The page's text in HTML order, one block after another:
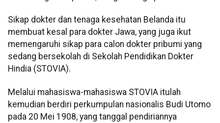
Sikap dokter dan tenaga kesehatan Belanda itu
membuat kesal para dokter Jawa, yang juga ikut
memengaruhi sikap para calon dokter pribumi yang
sedang bersekolah di Sekolah Pendidikan Dokter
Hindia (STOVIA).
Melalui mahasiswa-mahasiswa STOVIA itulah
kemudian berdiri perkumpulan nasionalis Budi Utomo
pada 20 Mei 1908, yang tanggal pendiriannya